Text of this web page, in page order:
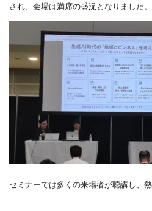
され、会場は満席の盛況となりました。
セミナーでは多くの来場者が聴講し、